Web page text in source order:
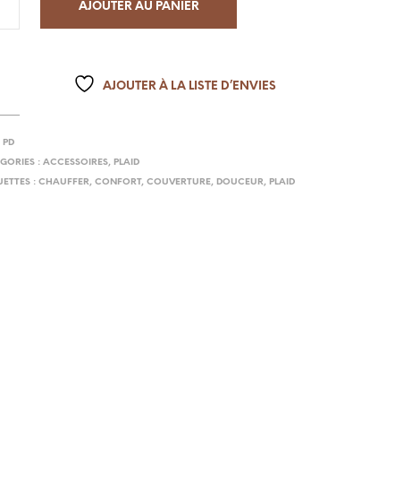
AJOUTER AU PANIER
AJOUTER À LA LISTE D’ENVIES
PD
: ACCESSOIRES, PLAID
: CHAUFFER, CONFORT, COUVERTURE, DOUCEUR, PLAID